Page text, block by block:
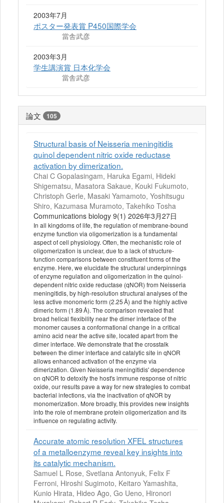
2003年7月
ポスター発表賞 P450国際学会
當舎武彦
2003年3月
学生講演賞 日本化学会
當舎武彦
論文 105
Structural basis of Neisseria meningitidis
quinol dependent nitric oxide reductase
activation by dimerization.
Chai C Gopalasingam, Haruka Egami, Hideki
Shigematsu, Masatora Sakaue, Kouki Fukumoto,
Christoph Gerle, Masaki Yamamoto, Yoshitsugu
Shiro, Kazumasa Muramoto, Takehiko Tosha
Communications biology 9(1) 2026年3月27日
In all kingdoms of life, the regulation of membrane-bound
enzyme function via oligomerization is a fundamental
aspect of cell physiology. Often, the mechanistic role of
oligomerization is unclear, due to a lack of structure-
function comparisons between constituent forms of the
enzyme. Here, we elucidate the structural underpinnings
of enzyme regulation and oligomerization in the quinol-
dependent nitric oxide reductase (qNOR) from Neisseria
meningitidis, by high-resolution structural analyses of the
less active monomeric form (2.25 Å) and the highly active
dimeric form (1.89 Å). The comparison revealed that
broad helical flexibility near the dimer interface of the
monomer causes a conformational change in a critical
amino acid near the active site, located apart from the
dimer interface. We demonstrate that the crosstalk
between the dimer interface and catalytic site in qNOR
allows enhanced activation of the enzyme via
dimerization. Given Neisseria meningitidis' dependence
on qNOR to detoxify the host's immune response of nitric
oxide, our results pave a way for new strategies to combat
bacterial infections, via the inactivation of qNOR by
monomerization. More broadly, this provides new insights
into the role of membrane protein oligomerization and its
influence on regulating activity.
Accurate atomic resolution XFEL structures
of a metalloenzyme reveal key insights into
its catalytic mechanism.
Samuel L Rose, Svetlana Antonyuk, Felix F
Ferroni, Hiroshi Sugimoto, Keitaro Yamashita,
Kunio Hirata, Hideo Ago, Go Ueno, Hironori